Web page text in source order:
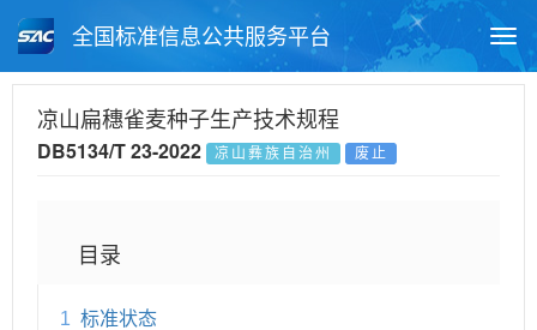
全国标准信息公共服务平台
月报查询 标准公告查询
凉山扁穗雀麦种子生产技术规程
DB5134/T 23-2022 凉山彝族自治州 废止
目录
1 标准状态